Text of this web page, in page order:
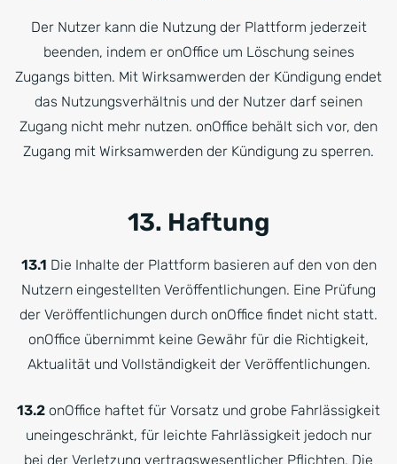
Der Nutzer kann die Nutzung der Plattform jederzeit
beenden, indem er onOffice um Löschung seines
Zugangs bitten. Mit Wirksamwerden der Kündigung endet
das Nutzungsverhältnis und der Nutzer darf seinen
Zugang nicht mehr nutzen. onOffice behält sich vor, den
Zugang mit Wirksamwerden der Kündigung zu sperren.
13. Haftung
13.1 Die Inhalte der Plattform basieren auf den von den
Nutzern eingestellten Veröffentlichungen. Eine Prüfung
der Veröffentlichungen durch onOffice findet nicht statt.
onOffice übernimmt keine Gewähr für die Richtigkeit,
Aktualität und Vollständigkeit der Veröffentlichungen.
13.2 onOffice haftet für Vorsatz und grobe Fahrlässigkeit
uneingeschränkt, für leichte Fahrlässigkeit jedoch nur
bei der Verletzung vertragswesentlicher Pflichten. Die